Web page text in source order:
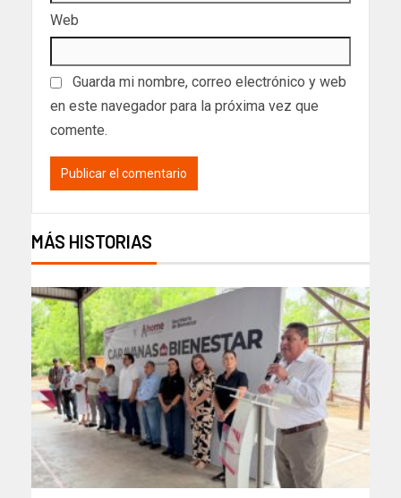
Web
Guarda mi nombre, correo electrónico y web
en este navegador para la próxima vez que
comente.
MÁS HISTORIAS